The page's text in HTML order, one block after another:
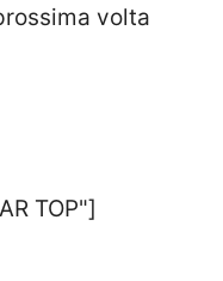
volta
TOP"]